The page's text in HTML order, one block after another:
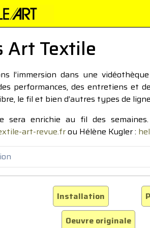
Art Textile
l’immersion dans une
performances, des entretiens et
le fil et bien d’autres types de
sera enrichie au fil des
art-revue.frou Hélène Kugler :
Installation
Oeuvre originale